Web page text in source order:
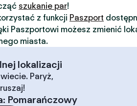
szukanie par!
z funkcji Paszport
Paszportowi możesz zmienić
miasta.
lokalizacji
Paryż,
: Pomarańczowy